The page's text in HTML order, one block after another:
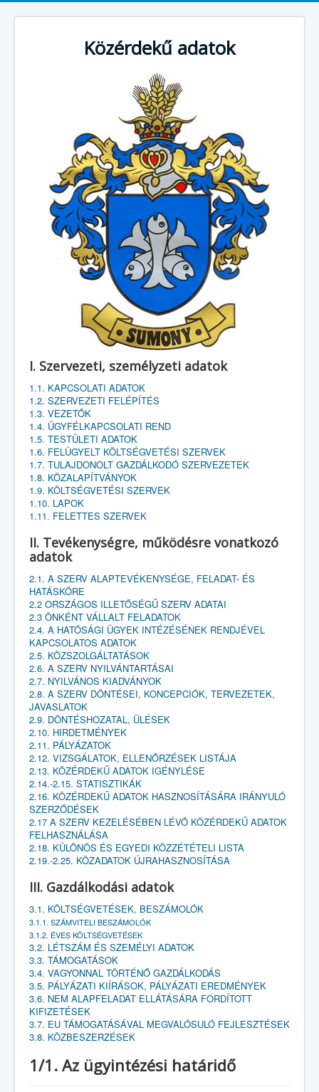
Közérdekű adatok
I. Szervezeti, személyzeti adatok
1.1. KAPCSOLATI ADATOK
1.2. SZERVEZETI FELÉPÍTÉS
1.3. VEZETŐK
1.4. ÜGYFÉLKAPCSOLATI REND
1.5. TESTÜLETI ADATOK
1.6. FELÜGYELT KÖLTSÉGVETÉSI SZERVEK
1.7. TULAJDONOLT GAZDÁLKODÓ SZERVEZETEK
1.8. KÖZALAPÍTVÁNYOK
1.9. KÖLTSÉGVETÉSI SZERVEK
1.10. LAPOK
1.11. FELETTES SZERVEK
II. Tevékenységre, működésre vonatkozó
adatok
2.1. A SZERV ALAPTEVÉKENYSÉGE, FELADAT- ÉS
HATÁSKÖRE
2.2 ORSZÁGOS ILLETŐSÉGŰ SZERV ADATAI
2.3 ÖNKÉNT VÁLLALT FELADATOK
2.4. A HATÓSÁGI ÜGYEK INTÉZÉSÉNEK RENDJÉVEL
KAPCSOLATOS ADATOK
2.5. KÖZSZOLGÁLTATÁSOK
2.6. A SZERV NYILVÁNTARTÁSAI
2.7. NYILVÁNOS KIADVÁNYOK
2.8. A SZERV DÖNTÉSEI, KONCEPCIÓK, TERVEZETEK,
JAVASLATOK
2.9. DÖNTÉSHOZATAL, ÜLÉSEK
2.10. HIRDETMÉNYEK
2.11. PÁLYÁZATOK
2.12. VIZSGÁLATOK, ELLENŐRZÉSEK LISTÁJA
2.13. KÖZÉRDEKŰ ADATOK IGÉNYLÉSE
2.14.-2.15. STATISZTIKÁK
2.16. KÖZÉRDEKŰ ADATOK HASZNOSÍTÁSÁRA IRÁNYULÓ
SZERZŐDÉSEK
2.17 A SZERV KEZELÉSÉBEN LÉVŐ KÖZÉRDEKŰ ADATOK
FELHASZNÁLÁSA
2.18. KÜLÖNÖS ÉS EGYEDI KÖZZÉTÉTELI LISTA
2.19.-2.25. KÖZADATOK ÚJRAHASZNOSÍTÁSA
III. Gazdálkodási adatok
3.1. KÖLTSÉGVETÉSEK, BESZÁMOLÓK
3.1.1. SZÁMVITELI BESZÁMOLÓK
3.1.2. ÉVES KÖLTSÉGVETÉSEK
3.2. LÉTSZÁM ÉS SZEMÉLYI ADATOK
3.3. TÁMOGATÁSOK
3.4. VAGYONNAL TÖRTÉNŐ GAZDÁLKODÁS
3.5. PÁLYÁZATI KIÍRÁSOK, PÁLYÁZATI EREDMÉNYEK
3.6. NEM ALAPFELADAT ELLÁTÁSÁRA FORDÍTOTT
KIFIZETÉSEK
3.7. EU TÁMOGATÁSÁVAL MEGVALÓSULÓ FEJLESZTÉSEK
3.8. KÖZBESZERZÉSEK
1/1. Az ügyintézési határidő